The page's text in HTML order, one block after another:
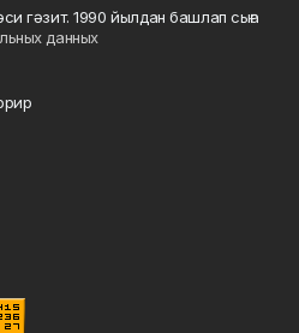
гәзит. 1990 йылдан башлап сыға
данных